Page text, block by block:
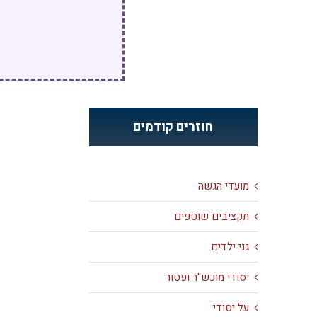
חוזרים קודמים
מועדי הגשה
תקציבים שוטפים
גני ילדים
יסודי מוכש"ר ופטור
על יסודי